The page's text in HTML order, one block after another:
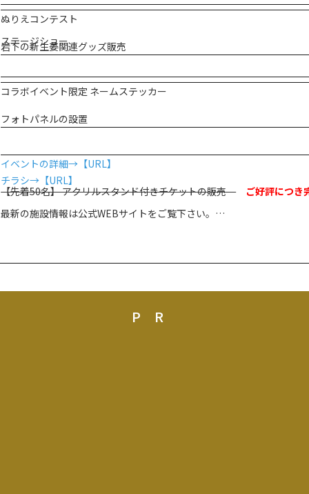
ステージショー
岩下の新生姜関連グッズ販売
フォトパネルの設置
【先着50名】 アクリルスタンド付きチケットの販売ご好評につき完
ぬりえコンテスト
コラボイベント限定 ネームステッカー
イベントの詳細→【URL】
チラシ→【URL】
最新の施設情報は公式WEBサイトをご覧下さい。
「世界の遺跡と建築文化を守ろう」というテーマのもと、スフィンク
PR